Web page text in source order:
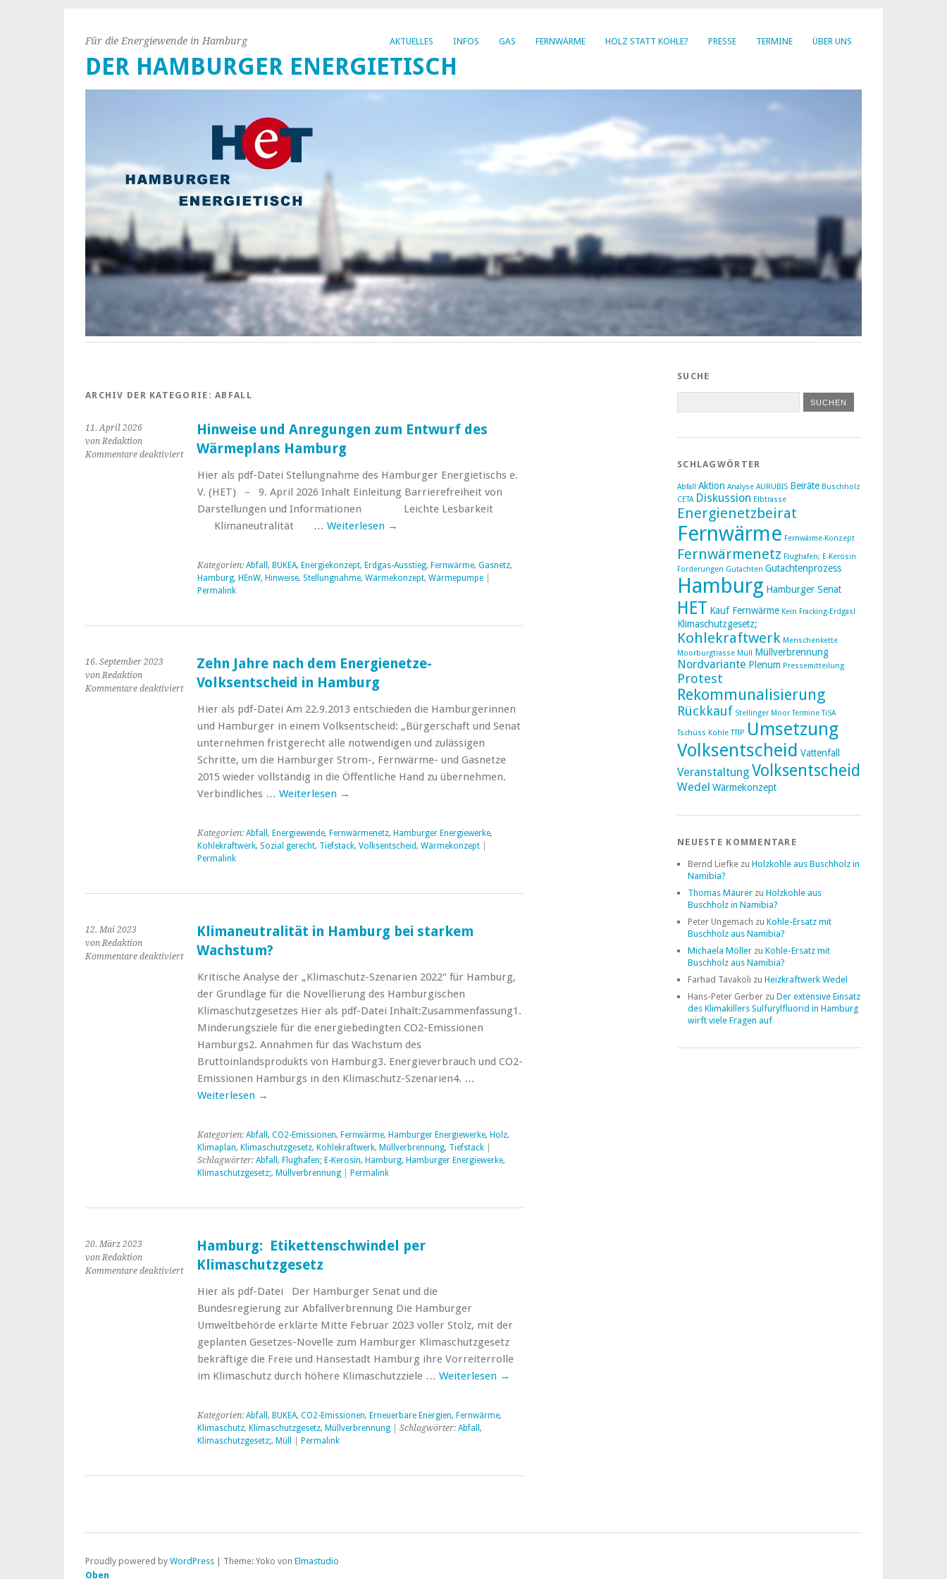
AKTUELLES INFOS GAS FERNWÄRME HOLZ STATT KOHLE? PRESSE TERMINE ÜBER UNS
DER HAMBURGER ENERGIETISCH
Für die Energiewende in Hamburg
ARCHIV DER KATEGORIE:ABFALL
11. April 2026
von Redaktion
Kommentare deaktiviertfür
Anregungen
zum
Hamburg
Hinweise und Anregungen zum Entwurf des
Wärmeplans Hamburg
Hier als pdf-Datei Stellungnahme des Hamburger Energietischs e.
V. (HET) – 9. April 2026 Inhalt Einleitung Barrierefreiheit von
Darstellungen und Informationen Leichte Lesbarkeit
Klimaneutralität … Weiterlesen →
Kategorien: Abfall , BUKEA, Energiekonzept, Erdgas-Ausstieg, Fernwärme, Gasnetz,
Hamburg, HEnW, Hinweise, Stellungnahme, Wärmekonzept, Wärmepumpe|
Permalink
16. September 2023
von Redaktion
Kommentare deaktiviertfür
Jahre
nach
dem
Energienetze-
Hamburg
Zehn Jahre nach dem Energienetze-
Volksentscheid in Hamburg
Hier als pdf-Datei Am 22.9.2013 entschieden die Hamburgerinnen
und Hamburger in einem Volksentscheid: „Bürgerschaft und Senat
unternehmen fristgerecht alle notwendigen und zulässigen
Schritte, um die Hamburger Strom-, Fernwärme- und Gasnetze
2015 wieder vollständig in die Öffentliche Hand zu übernehmen.
Verbindliches … Weiterlesen →
Kategorien: Abfall , Energiewende, Fernwärmenetz, Hamburger Energiewerke,
Kohlekraftwerk, Sozial gerecht, Tiefstack, Volksentscheid, Wärmekonzept|
Permalink
12. Mai 2023
von Redaktion
Kommentare deaktiviertfür
Hamburg
starkem
Klimaneutralität in Hamburg bei starkem
Wachstum?
Kritische Analyse der „Klimaschutz-Szenarien 2022“ für Hamburg,
der Grundlage für die Novellierung des Hamburgischen
Klimaschutzgesetzes Hier als pdf-Datei Inhalt:Zusammenfassung1.
Minderungsziele für die energiebedingten CO2-Emissionen
Hamburgs2. Annahmen für das Wachstum des
Bruttoinlandsprodukts von Hamburg3. Energieverbrauch und CO2-
Emissionen Hamburgs in den Klimaschutz-Szenarien4. …
Weiterlesen →
Kategorien: Abfall , CO2-Emissionen, Fernwärme, Hamburger Energiewerke, Holz,
Klimaplan, Klimaschutzgesetz, Kohlekraftwerk, Müllverbrennung, Tiefstack|
Schlagwörter: Abfall , Flughafen; E-Kerosin, Hamburg, Hamburger Energiewerke,
Klimaschutzgesetz;, Müllverbrennung| Permalink
20. März 2023
von Redaktion
Kommentare deaktiviertfür
Etikettenschwindel
Klimaschutzgesetz
Hamburg: Etikettenschwindel per
Klimaschutzgesetz
Hier als pdf-Datei Der Hamburger Senat und die
Bundesregierung zur Abfallverbrennung Die Hamburger
Umweltbehörde erklärte Mitte Februar 2023 voller Stolz, mit der
geplanten Gesetzes-Novelle zum Hamburger Klimaschutzgesetz
bekräftige die Freie und Hansestadt Hamburg ihre Vorreiterrolle
im Klimaschutz durch höhere Klimaschutzziele … Weiterlesen →
Kategorien: Abfall , BUKEA, CO2-Emissionen, Erneuerbare Energien, Fernwärme,
Klimaschutz, Klimaschutzgesetz, Müllverbrennung| Schlagwörter: Abfall ,
Klimaschutzgesetz;, Müll Permalink
SUCHE
SCHLAGWÖRTER
Abfall Aktion Analyse AURUBIS Beiräte Buschholz
CETA Diskussion Elbtrasse
Energienetzbeirat
Fernwärme Fernwärme-Konzept
Fernwärmenetz Flughafen; E-Kerosin
Forderungen Gutachten Gutachtenprozess
Hamburg Hamburger Senat
HET Kauf Fernwärme Kein Fracking-Erdgas!
Klimaschutzgesetz;
Kohlekraftwerk Menschenkette
Moorburgtrasse Müll Müllverbrennung
Nordvariante Plenum Pressemitteilung
Protest
Rekommunalisierung
Rückkauf Stellinger Moor Termine TiSA
Tschüss Kohle TTIP Umsetzung
Volksentscheid Vattenfall
Veranstaltung Volksentscheid
Wedel Wärmekonzept
NEUESTE KOMMENTARE
Bernd Liefke zu Holzkohle aus Buschholz in
Namibia?
Thomas Mäurer zu Holzkohle aus
Buschholz in Namibia?
Peter Ungemach zu Kohle-Ersatz mit
Buschholz aus Namibia?
Michaela Möller zu Kohle-Ersatz mit
Buschholz aus Namibia?
Farhad Tavakoli zu Heizkraftwerk Wedel
Hans-Peter Gerber zu Der extensive Einsatz
des Klimakillers Sulfurylfluorid in Hamburg
wirft viele Fragen auf
Proudly powered by WordPress Theme: Yoko von Elmastudio
Oben